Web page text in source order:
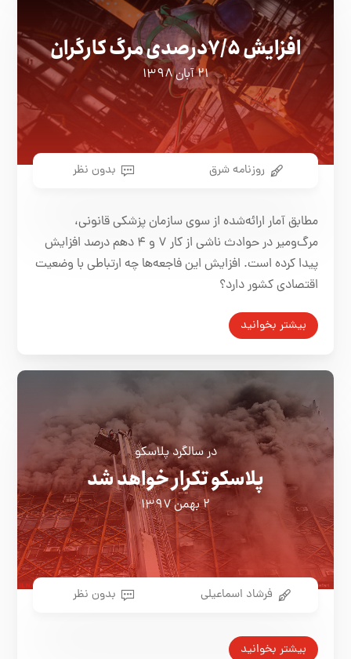
افزایش ۷/۵درصدی مرگ کارگران
۲۱ آبان ۱۳۹۸
روزنامه شرق بدون نظر
مطابق آمار ارائه‌شده از سوی سازمان پزشکی قانونی،
مرگ‌ومیر در حوادث ناشی از کار ۷ و ۴ دهم درصد افزایش
پیدا کرده است. افزایش این فاجعه‌ها چه ارتباطی با وضعیت
اقتصادی کشور دارد؟
بیشتر بخوانید
در سالگرد پلاسکو
پلاسکو تکرار خواهد شد
۲ بهمن ۱۳۹۷
فرشاد اسماعیلی بدون نظر
بیشتر بخوانید